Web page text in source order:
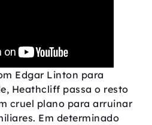
Edgar Linton para
Heathcliff passa o resto
cruel plano para arruinar
Em determinado